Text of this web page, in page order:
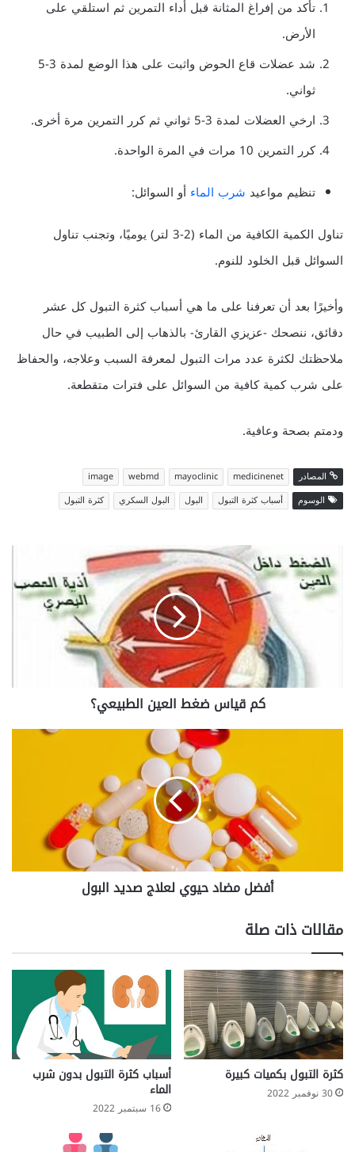
تأكد من إفراغ المثانة قبل أداء التمرين ثم استلقي على
الأرض.
شد عضلات قاع الحوض واثبت على هذا الوضع لمدة 3-5
ثواني.
ارخي العضلات لمدة 3-5 ثواني ثم كرر التمرين مرة أخرى.
كرر التمرين 10 مرات في المرة الواحدة.
تنظيم مواعيد شرب الماء أو السوائل:
تناول الكمية الكافية من الماء (2-3 لتر) يوميًا، وتجنب تناول
السوائل قبل الخلود للنوم.
وأخيرًا بعد أن تعرفنا على ما هي أسباب كثرة التبول كل عشر
دقائق، ننصحك -عزيزي القارئ- بالذهاب إلى الطبيب في حال
ملاحظتك لكثرة عدد مرات التبول لمعرفة السبب وعلاجه، والحفاظ
على شرب كمية كافية من السوائل على فترات متقطعة.
ودمتم بصحة وعافية.
المصادر medicinenet
mayoclinic
webmd
image
الوسوم
أسباب كثرة التبول البول البول السكري كثرة التبول
قياس
ضغط
العين
كم قياس ضغط العين الطبيعي؟
أفضل مضاد حيوي لعلاج صديد البول
مقالات ذات صلة
كثرة التبول بكميات كبيرة
30 نوفمبر 2022
أسباب كثرة التبول بدون شرب
الماء
16 سبتمبر 2022